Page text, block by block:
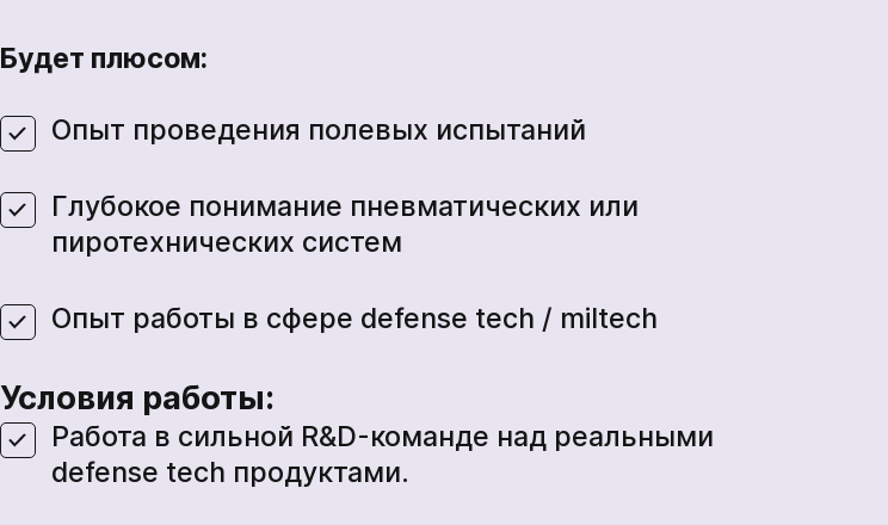
Будет плюсом:
Опыт проведения полевых испытаний
Глубокое понимание пневматических или
пиротехнических систем
Опыт работы в сфере defense tech / miltech
Условия работы:
Работа в сильной R&D-команде над реальными
defense tech продуктами.